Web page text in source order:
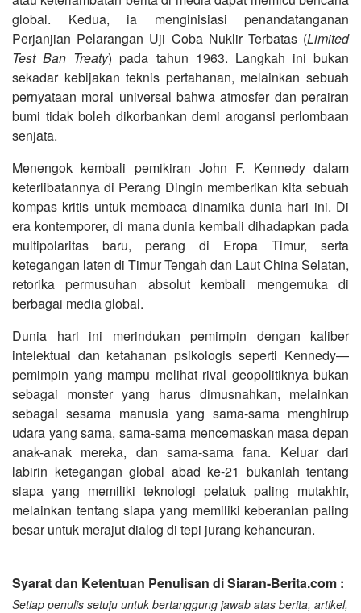
global. Kedua, ia menginisiasi penandatanganan
Perjanjian Pelarangan Uji Coba Nuklir Terbatas (Limited
Test Ban Treaty) pada tahun 1963. Langkah ini bukan
sekadar kebijakan teknis pertahanan, melainkan sebuah
pernyataan moral universal bahwa atmosfer dan perairan
bumi tidak boleh dikorbankan demi arogansi perlombaan
senjata.
Menengok kembali pemikiran John F. Kennedy dalam
keterlibatannya di Perang Dingin memberikan kita sebuah
kompas kritis untuk membaca dinamika dunia hari ini. Di
era kontemporer, di mana dunia kembali dihadapkan pada
multipolaritas baru, perang di Eropa Timur, serta
ketegangan laten di Timur Tengah dan Laut China Selatan,
retorika permusuhan absolut kembali mengemuka di
berbagai media global.
Dunia hari ini merindukan pemimpin dengan kaliber
intelektual dan ketahanan psikologis seperti Kennedy—
pemimpin yang mampu melihat rival geopolitiknya bukan
sebagai monster yang harus dimusnahkan, melainkan
sebagai sesama manusia yang sama-sama menghirup
udara yang sama, sama-sama mencemaskan masa depan
anak-anak mereka, dan sama-sama fana. Keluar dari
labirin ketegangan global abad ke-21 bukanlah tentang
siapa yang memiliki teknologi pelatuk paling mutakhir,
melainkan tentang siapa yang memiliki keberanian paling
besar untuk merajut dialog di tepi jurang kehancuran.
Syarat dan Ketentuan Penulisan di Siaran-Berita.com :
Setiap penulis setuju untuk bertanggung jawab atas berita, artikel,